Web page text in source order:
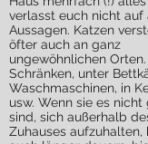
verlasst euch nicht auf
Aussagen. Katzen
öfter auch an ganz
ungewöhnlichen
Schränken, unter
Waschmaschinen, in
usw. Wenn sie es nicht
sind, sich außerhalb
Zuhauses aufzuhalten,